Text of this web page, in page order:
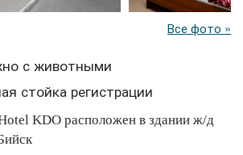
Все фото »
с животными
стойка регистрации
KDO расположен в здании ж/д